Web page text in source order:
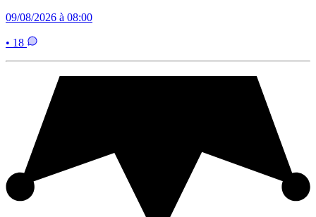
09/08/2026 à 08:00
• 18